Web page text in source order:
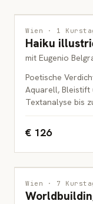
ILLUSTRATION
ERWACHSENE
Wien · 1
Haiku
mit Eugenio
Poetische
Aquarell, Bleistift
Textanalyse bis
€ 126
ILLUSTRATION
ERWACHSENE
Wien · 7